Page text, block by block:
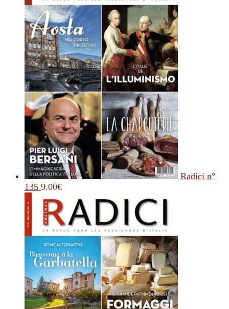
Radici n°
135 9.00€